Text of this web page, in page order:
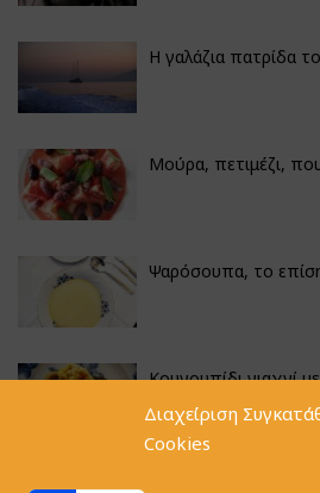
Διαχείριση
Cookies
Η γαλάζια πατρίδα
Μούρα, πετιμέζι,
Ψαρόσουπα, το
Κουνουπίδι γιαχνί